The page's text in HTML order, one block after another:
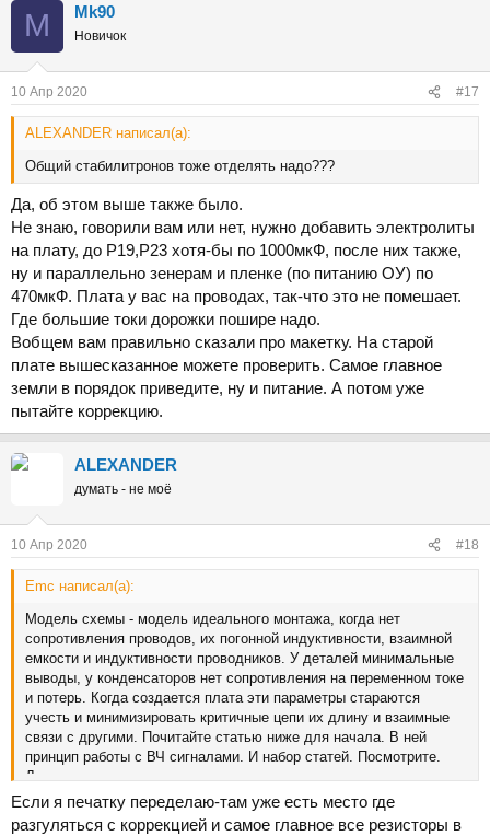
M Mk90
Новичок
10 Апр 2020 #17
ALEXANDER написал(а):
Общий стабилитронов тоже отделять надо???
Да, об этом выше также было.
Не знаю, говорили вам или нет, нужно добавить электролиты
на плату, до Р19,Р23 хотя-бы по 1000мкФ, после них также,
ну и параллельно зенерам и пленке (по питанию ОУ) по
470мкФ. Плата у вас на проводах, так-что это не помешает.
Где большие токи дорожки пошире надо.
Вобщем вам правильно сказали про макетку. На старой
плате вышесказанное можете проверить. Самое главное
земли в порядок приведите, ну и питание. А потом уже
пытайте коррекцию.
ALEXANDER
думать - не моё
10 Апр 2020 #18
Emc написал(а):
Модель схемы - модель идеального монтажа, когда нет
сопротивления проводов, их погонной индуктивности, взаимной
емкости и индуктивности проводников. У деталей минимальные
выводы, у конденсаторов нет сопротивления на переменном токе
и потерь. Когда создается плата эти параметры стараются
учесть и минимизировать критичные цепи их длину и взаимные
связи с другими. Почитайте статью ниже для начала. В ней
принцип работы с ВЧ сигналами. И набор статей. Посмотрите.
Даю основную страницу со ссылками
Если я печатку переделаю-там уже есть место где
разгуляться с коррекцией и самое главное все резисторы в